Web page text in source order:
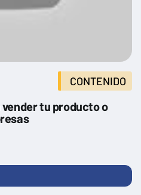
CONTENIDO
tu producto o